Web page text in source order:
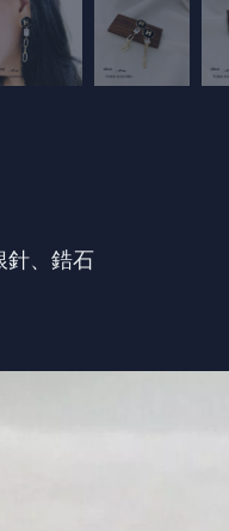
針、鋯石